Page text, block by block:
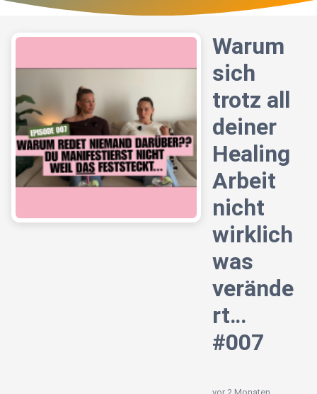
Warum
sich
trotz all
deiner
Healing
Arbeit
nicht
wirklich
was
verände
rt…
#007